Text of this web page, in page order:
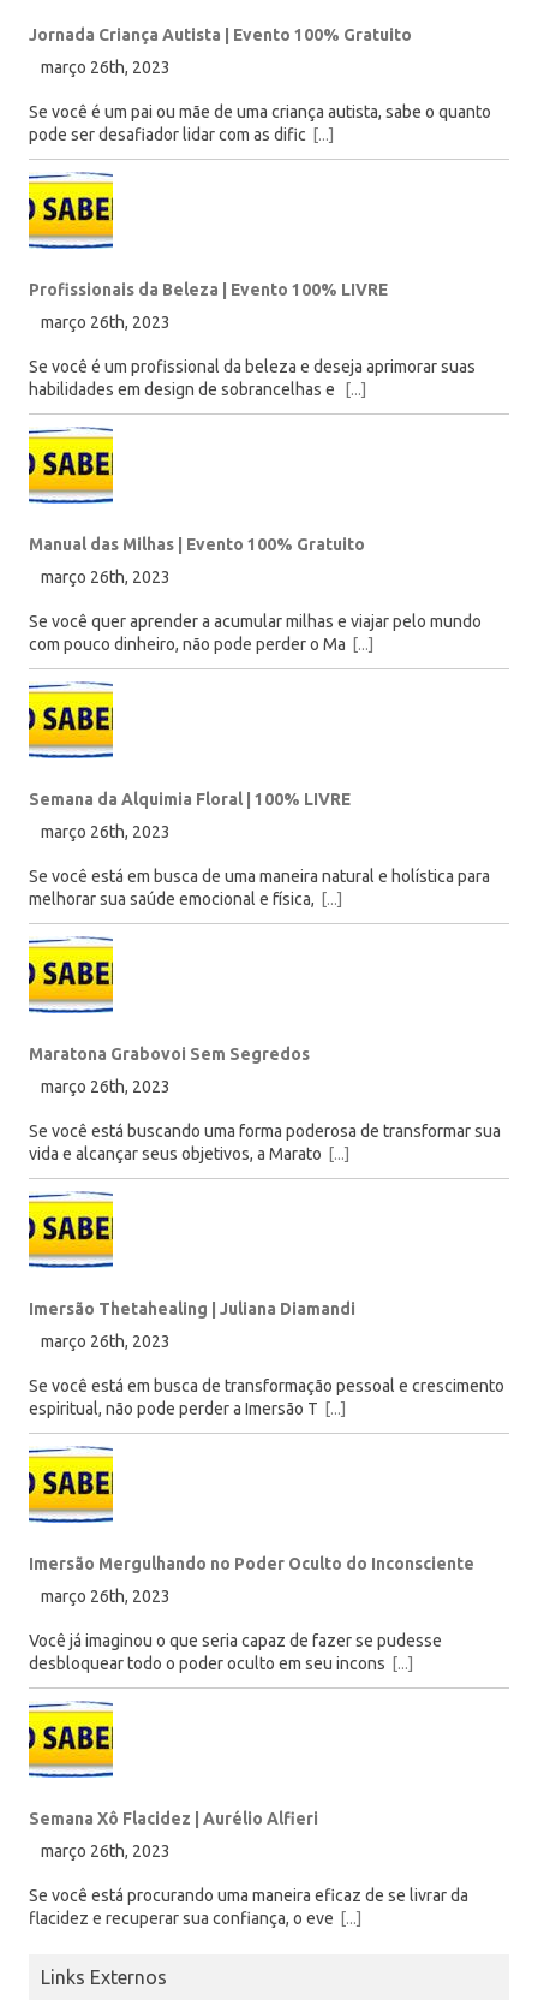
Jornada Criança Autista | Evento 100% Gratuito
março 26th, 2023
Se você é um pai ou mãe de uma criança autista, sabe o quanto
pode ser desafiador lidar com as dific [...]
Profissionais da Beleza | Evento 100% LIVRE
março 26th, 2023
Se você é um profissional da beleza e deseja aprimorar suas
habilidades em design de sobrancelhas e
[...]
Manual das Milhas | Evento 100% Gratuito
março 26th, 2023
Se você quer aprender a acumular milhas e viajar pelo mundo
com pouco dinheiro, não pode perder o Ma [...]
Semana da Alquimia Floral | 100% LIVRE
março 26th, 2023
Se você está em busca de uma maneira natural e holística para
melhorar sua saúde emocional e física, [...]
Maratona Grabovoi Sem Segredos
março 26th, 2023
Se você está buscando uma forma poderosa de transformar sua
vida e alcançar seus objetivos, a Marato [...]
Imersão Thetahealing | Juliana Diamandi
março 26th, 2023
Se você está em busca de transformação pessoal e crescimento
espiritual, não pode perder a Imersão T [...]
Imersão Mergulhando no Poder Oculto do Inconsciente
março 26th, 2023
Você já imaginou o que seria capaz de fazer se pudesse
desbloquear todo o poder oculto em seu incons [...]
Semana Xô Flacidez | Aurélio Alfieri
março 26th, 2023
Se você está procurando uma maneira eficaz de se livrar da
flacidez e recuperar sua confiança, o eve [...]
Links Externos